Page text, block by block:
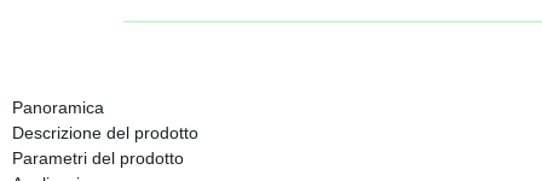
Panoramica
Descrizione del prodotto
Parametri del prodotto